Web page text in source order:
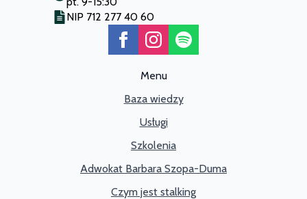
NIP 712 277 40 60
Menu
Baza wiedzy
Usługi
Szkolenia
Adwokat Barbara Szopa-Duma
Czym jest stalking